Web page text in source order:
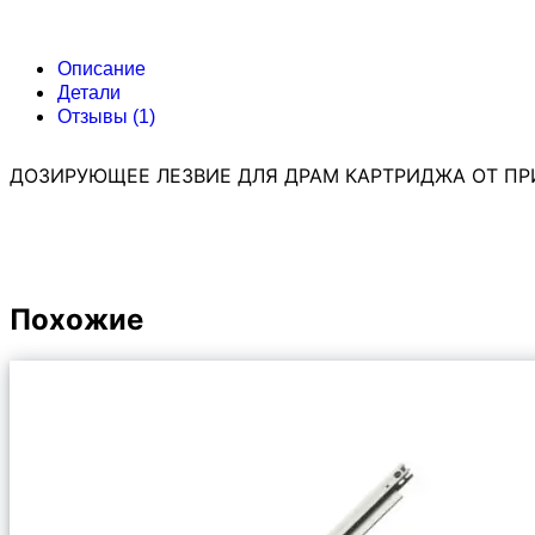
Описание
Детали
Отзывы (1)
ДОЗИРУЮЩЕЕ ЛЕЗВИЕ ДЛЯ ДРАМ КАРТРИДЖА ОТ
Похожие